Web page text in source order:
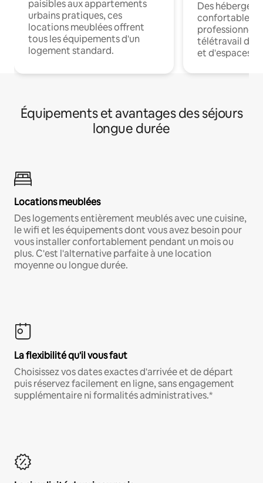
paisibles aux appartements
urbains pratiques, ces
locations meublées offrent
tous les équipements d'un
logement standard.
Des
confortables
professionnels
télétravail
et d'espaces
Équipements et avantages des séjours
longue durée
Locations meublées
Des logements entièrement meublés avec une cuisine,
le wifi et les équipements dont vous avez besoin pour
vous installer confortablement pendant un mois ou
plus. C'est l'alternative parfaite à une location
moyenne ou longue durée.
La flexibilité qu'il vous faut
Choisissez vos dates exactes d'arrivée et de départ
puis réservez facilement en ligne, sans engagement
supplémentaire ni formalités administratives.*